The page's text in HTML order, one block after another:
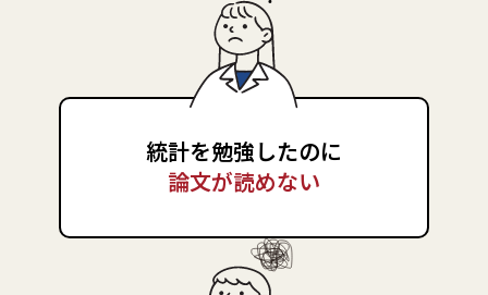
統計を勉強したのに
論文が読めない